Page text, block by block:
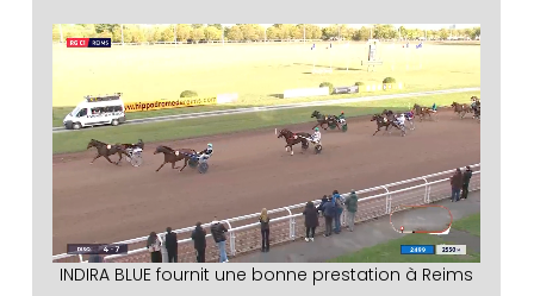
INDIRA BLUE fournit une bonne prestation à Reims